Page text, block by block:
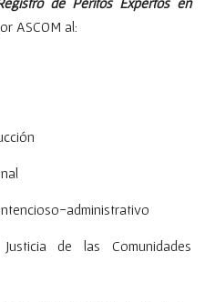
ASCOM al:
administrativo
de las Comunidades